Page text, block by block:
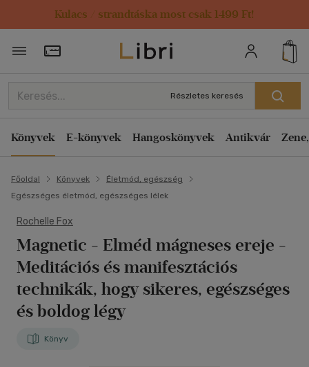
Kulacs / strandtáska most csak 1499 Ft!
Törzsvásárlói Kártya adatai
Részletes keresés
Könyvek E-könyvek Hangoskönyvek Antikvár
Főoldal Könyvek
Életmód, egészség
Egészséges életmód, egészséges lélek
Rochelle Fox
Magnetic - Elméd mágneses ereje -
Meditációs és manifesztációs
technikák, hogy sikeres, egészséges
és boldog légy
Könyv